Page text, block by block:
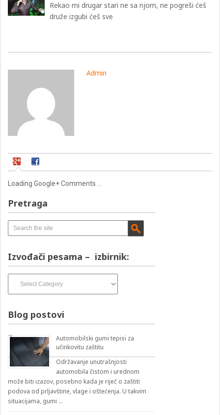
Rekao mi drugar stari ne sa njom, ne pogreši ćeš
druže izgubi ćeš sve
Admin
Loading Google+ Comments ...
Pretraga
Izvođači pesama – izbirnik:
pesama
Blog postovi
Automobilski gumi tepisi za
učinkovitu zaštitu
Održavanje unutrašnjosti
automobila čistom i urednom
može biti izazov, posebno kada je riječ o zaštiti
podova od prljavštine, vlage i oštećenja. U takvim
situacijama, gumi …